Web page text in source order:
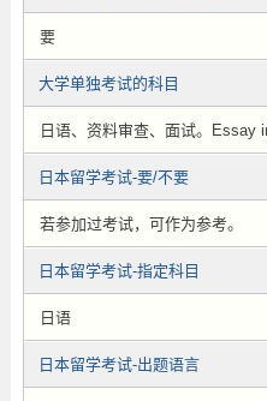
要
大学单独考试的科目
日语、资料审查、面试。Essay
日本留学考试-要/不要
若参加过考试，可作为参考。
日本留学考试-指定科目
日语
日本留学考试-出题语言